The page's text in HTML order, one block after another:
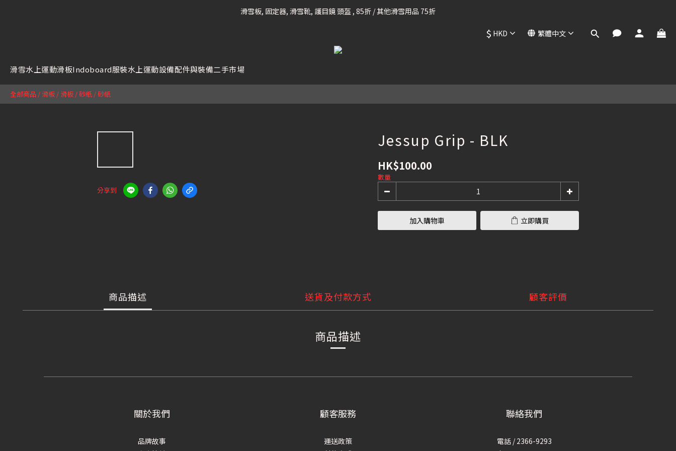
凡購滿HK$699 香港及澳門 [免運費] (大型貨品除外)
滑雪板, 固定器, 滑雪靴, 護目鏡 頭盔 , 85折 / 其他滑雪用品 75折
凡購滿HK$699 香港及澳門 [免運費] (大型貨品除外)
$ HKD 繁體中文
滑雪水上運動滑板Indoboard服裝水上運動設備配件與裝備二手市場
全部商品 / 滑板 / 滑板 / 砂紙 /砂紙
分享到
Jessup Grip - BLK
HK$100.00
數量
加入購物車 立即購買
商品描述 送貨及付款方式 顧客評價
商品描述
立即購買
關於我們
品牌故事
顧客服務
運送政策
聯絡我們
電話 / 2366-9293